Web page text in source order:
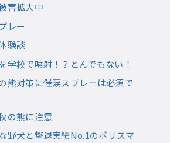
害拡大中
レー
験談
学校で噴射！？とんでもない！
熊対策に催涙スプレーは必須で
の熊に注意
野犬と撃退実績No.1のポリスマ